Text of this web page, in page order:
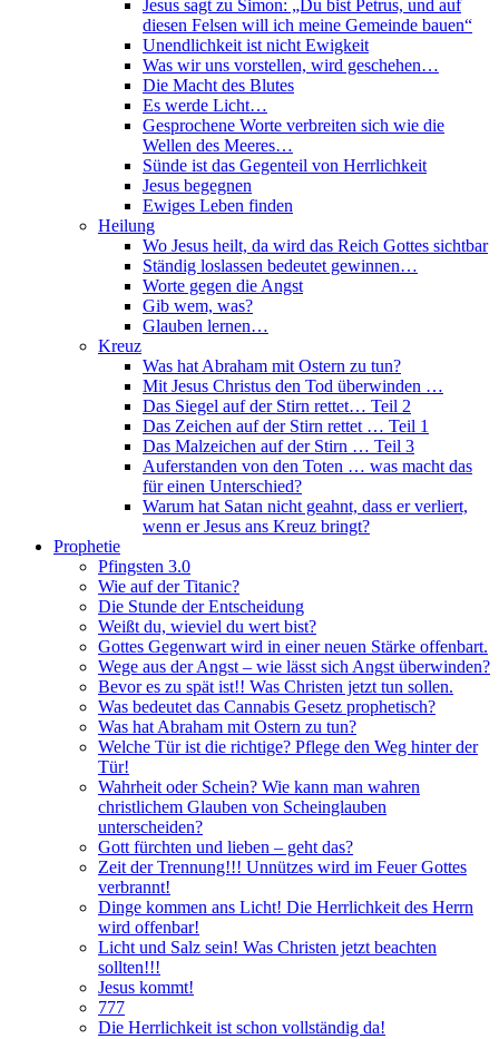
Jesus sagt zu Simon: „Du bist Petrus, und auf
diesen Felsen will ich meine Gemeinde bauen“
Unendlichkeit ist nicht Ewigkeit
Was wir uns vorstellen, wird geschehen…
Die Macht des Blutes
Es werde Licht…
Gesprochene Worte verbreiten sich wie die
Wellen des Meeres…
Sünde ist das Gegenteil von Herrlichkeit
Jesus begegnen
Ewiges Leben finden
Heilung
Wo Jesus heilt, da wird das Reich Gottes sichtbar
Ständig loslassen bedeutet gewinnen…
Worte gegen die Angst
Gib wem, was?
Glauben lernen…
Kreuz
Was hat Abraham mit Ostern zu tun?
Mit Jesus Christus den Tod überwinden …
Das Siegel auf der Stirn rettet… Teil 2
Das Zeichen auf der Stirn rettet … Teil 1
Das Malzeichen auf der Stirn … Teil 3
Auferstanden von den Toten … was macht das
für einen Unterschied?
Warum hat Satan nicht geahnt, dass er verliert,
wenn er Jesus ans Kreuz bringt?
Prophetie
Pfingsten 3.0
Wie auf der Titanic?
Die Stunde der Entscheidung
Weißt du, wieviel du wert bist?
Gottes Gegenwart wird in einer neuen Stärke offenbart.
Wege aus der Angst – wie lässt sich Angst überwinden?
Bevor es zu spät ist!! Was Christen jetzt tun sollen.
Was bedeutet das Cannabis Gesetz prophetisch?
Was hat Abraham mit Ostern zu tun?
Welche Tür ist die richtige? Pflege den Weg hinter der
Tür!
Wahrheit oder Schein? Wie kann man wahren
christlichem Glauben von Scheinglauben
unterscheiden?
Gott fürchten und lieben – geht das?
Zeit der Trennung!!! Unnützes wird im Feuer Gottes
verbrannt!
Dinge kommen ans Licht! Die Herrlichkeit des Herrn
wird offenbar!
Licht und Salz sein! Was Christen jetzt beachten
sollten!!!
Jesus kommt!
777
Die Herrlichkeit ist schon vollständig da!